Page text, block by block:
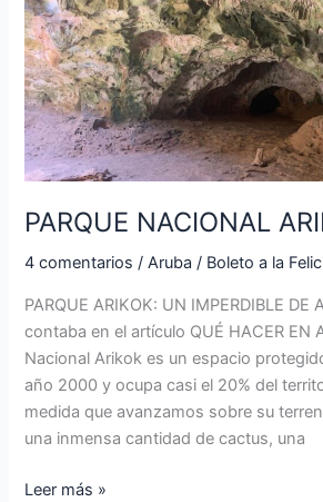
PARQUE NACIONAL
4 comentarios /Aruba / Boleto a la
PARQUE ARIKOK: UN IMPERDIBLE DE
contaba en el artículo QUÉ HACER EN
Nacional Arikok es un espacio
año 2000 y ocupa casi el 20% del
medida que avanzamos sobre su
una inmensa cantidad de cactus, una
ARIKOK
ARUBA
Leer más »